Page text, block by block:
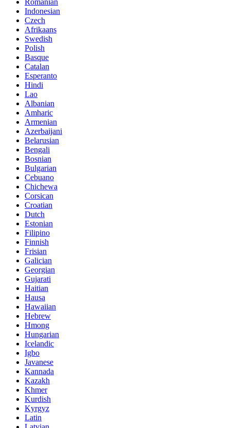
Romanian
Indonesian
Czech
Afrikaans
Swedish
Polish
Basque
Catalan
Esperanto
Hindi
Lao
Albanian
Amharic
Armenian
Azerbaijani
Belarusian
Bengali
Bosnian
Bulgarian
Cebuano
Chichewa
Corsican
Croatian
Dutch
Estonian
Filipino
Finnish
Frisian
Galician
Georgian
Gujarati
Haitian
Hausa
Hawaiian
Hebrew
Hmong
Hungarian
Icelandic
Igbo
Javanese
Kannada
Kazakh
Khmer
Kurdish
Kyrgyz
Latin